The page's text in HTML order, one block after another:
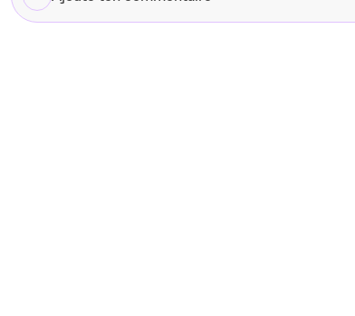
ton